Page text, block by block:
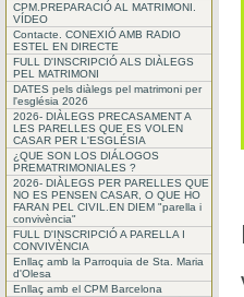
CPM.PREPARACIÓ AL MATRIMONI.
VÍDEO
Contacte. CONEXIÓ AMB RADIO
ESTEL EN DIRECTE
FULL D'INSCRIPCIÓ ALS DIÀLEGS
PEL MATRIMONI
DATES pels diàlegs pel matrimoni per
l'església 2026
2026- DIÀLEGS PRECASAMENT A
LES PARELLES QUE ES VOLEN
CASAR PER L'ESGLÉSIA
¿QUE SON LOS DIÁLOGOS
PREMATRIMONIALES ?
2026- DIÀLEGS PER PARELLES QUE
NO ES PENSEN CASAR, O QUE HO
FARAN PEL CIVIL.EN DIEM "parella i
convivència"
FULL D'INSCRIPCIÓ A PARELLA I
CONVIVÈNCIA
Enllaç amb la Parroquia de Sta. Maria
d'Olesa
Enllaç amb el CPM Barcelona